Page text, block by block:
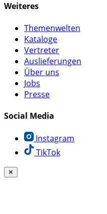
Weiteres
Themenwelten
Kataloge
Vertreter
Auslieferungen
Über uns
Jobs
Presse
Social Media
Instagram
TikTok
✕